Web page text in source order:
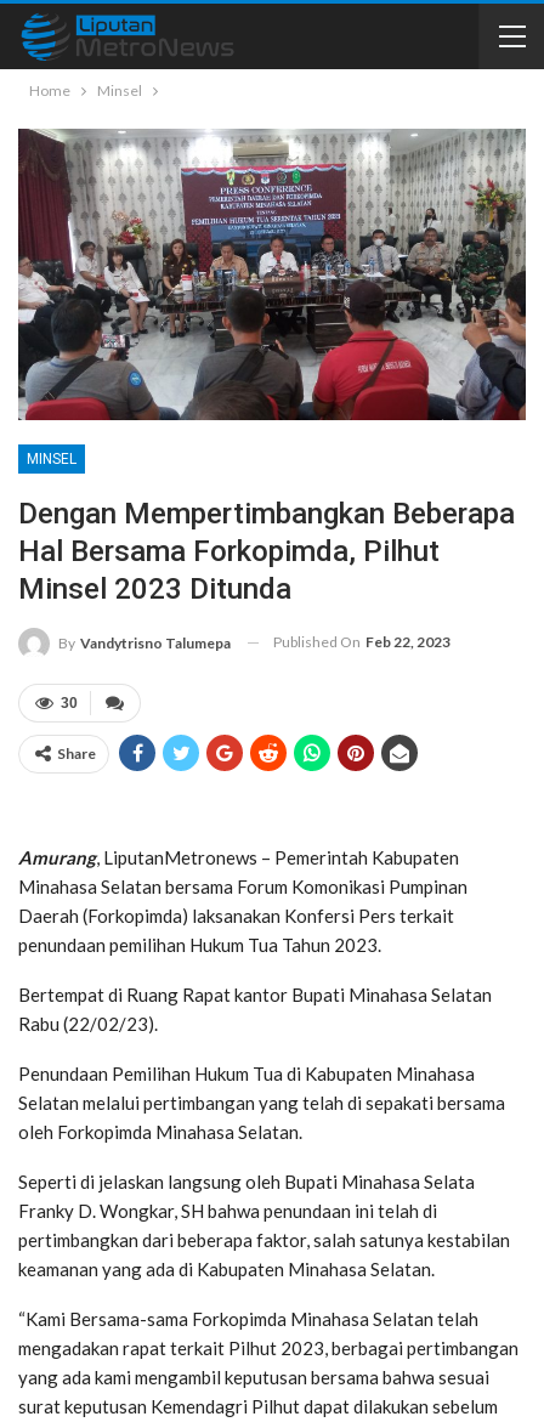
Home Minsel
MINSEL
Dengan Mempertimbangkan Beberapa
Hal Bersama Forkopimda, Pilhut
Minsel 2023 Ditunda
By Vandytrisno Talumepa Published On Feb 22, 2023
30
Share
Amurang, LiputanMetronews – Pemerintah Kabupaten
Minahasa Selatan bersama Forum Komonikasi Pumpinan
Daerah (Forkopimda) laksanakan Konfersi Pers terkait
penundaan pemilihan Hukum Tua Tahun 2023.
Bertempat di Ruang Rapat kantor Bupati Minahasa Selatan
Rabu (22/02/23).
Penundaan Pemilihan Hukum Tua di Kabupaten Minahasa
Selatan melalui pertimbangan yang telah di sepakati bersama
oleh Forkopimda Minahasa Selatan.
Seperti di jelaskan langsung oleh Bupati Minahasa Selata
Franky D. Wongkar, SH bahwa penundaan ini telah di
pertimbangkan dari beberapa faktor, salah satunya kestabilan
keamanan yang ada di Kabupaten Minahasa Selatan.
“Kami Bersama-sama Forkopimda Minahasa Selatan telah
mengadakan rapat terkait Pilhut 2023, berbagai pertimbangan
yang ada kami mengambil keputusan bersama bahwa sesuai
surat keputusan Kemendagri Pilhut dapat dilakukan sebelum